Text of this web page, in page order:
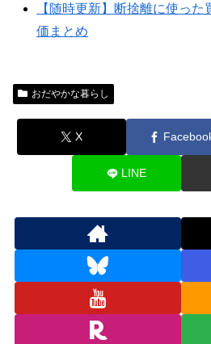
【随時更新】断捨離に使っ
価まとめ
おだやかな暮らし
X
LINE